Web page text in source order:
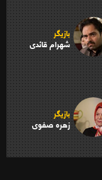
بازیگر
شهرام قائدی
بازیگر
زهره صفوی